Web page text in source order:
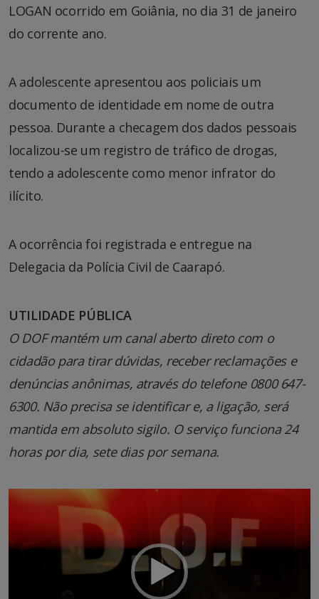
LOGAN ocorrido em Goiânia, no dia 31 de janeiro
do corrente ano.
A adolescente apresentou aos policiais um
documento de identidade em nome de outra
pessoa. Durante a checagem dos dados pessoais
localizou-se um registro de tráfico de drogas,
tendo a adolescente como menor infrator do
ilícito.
A ocorrência foi registrada e entregue na
Delegacia da Polícia Civil de Caarapó.
UTILIDADE PÚBLICA
O DOF mantém um canal aberto direto com o
cidadão para tirar dúvidas, receber reclamações e
denúncias anônimas, através do telefone 0800 647-
6300. Não precisa se identificar e, a ligação, será
mantida em absoluto sigilo. O serviço funciona 24
horas por dia, sete dias por semana.
Tocador
vídeo